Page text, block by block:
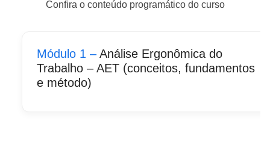
Confira o conteúdo programático do curso
Módulo 1 –Análise Ergonômica do
Trabalho – AET (conceitos, fundamentos
e método)